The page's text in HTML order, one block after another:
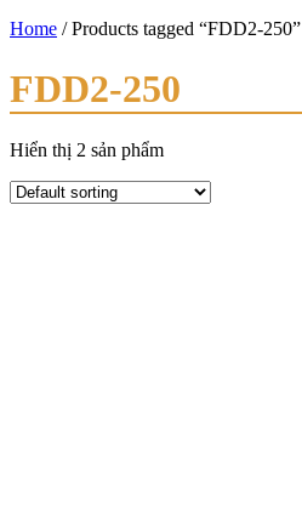
Home / Products tagged “FDD2-250”
FDD2-250
Hiển thị 2 sản phẩm